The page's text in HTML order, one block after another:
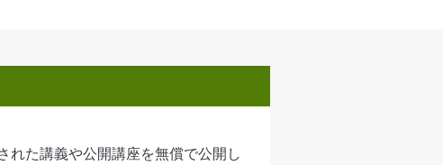
れた講義や公開講座を無償で公開し